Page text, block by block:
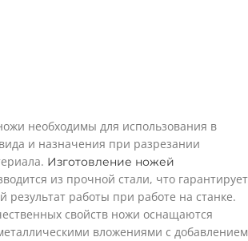
необходимы для использования в
и назначения при разрезании
Изготовление ножей
из прочной стали, что гарантирует
результат работы при работе на станке.
свойств ножи оснащаются
вложениями с добавлением